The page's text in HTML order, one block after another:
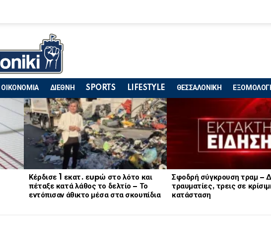
ΟΙΚΟΝΟΜΙΑ ΔΙΕΘΝΗ SPORTS LIFESTYLE ΘΕΣΣΑΛΟΝΙΚΗ
Κέρδισε 1 εκατ. εupώ στο λότο και
πέταξε κατά λάθος το δελτίο – Το
εντόπισαν άθικτο μέσα στα σκουπίδια
Σφοδρή σύγκρουση τραμ –
τραυματίες, τρεις σε
κατάσταση